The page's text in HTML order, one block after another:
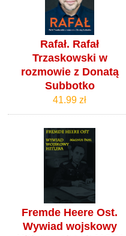
Rafał. Rafał
Trzaskowski w
rozmowie z Donatą
Subbotko
41.99 zł
Fremde Heere Ost.
Wywiad wojskowy